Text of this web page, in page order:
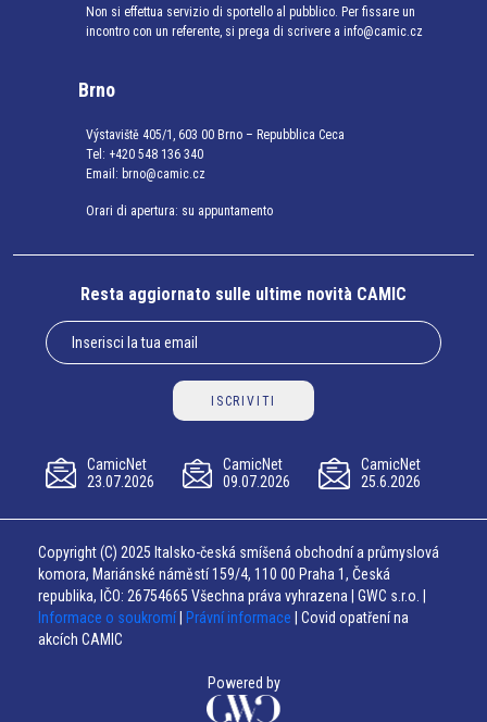
Non si effettua servizio di sportello al pubblico. Per fissare un
incontro con un referente, si prega di scrivere a info@camic.cz
Brno
Výstaviště 405/1, 603 00 Brno – Repubblica Ceca
Tel: +420 548 136 340
Email: brno@camic.cz
Orari di apertura: su appuntamento
Resta aggiornato sulle ultime novità CAMIC
ISCRIVITI
CamicNet
23.07.2026
CamicNet
09.07.2026
CamicNet
25.6.2026
Copyright (C) 2025 Italsko-česká smíšená obchodní a průmyslová
komora, Mariánské náměstí 159/4, 110 00 Praha 1, Česká
republika, IČO: 26754665 Všechna práva vyhrazena | GWC s.r.o. |
Informace o soukromí
Právní informace | Covid opatření na
akcích CAMIC
Powered by